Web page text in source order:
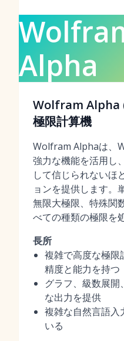
Alpha
Wolfram Alpha
極限計算機
Wolfram Alphaは、
強力な機能を活用し
して信じられないほ
ョンを提供します。
無限大極限、特殊関
べての種類の極限を
長所
複雑で高度な極限
精度と能力を持つ
グラフ、級数展開
な出力を提供
複雑な自然言語入
いる